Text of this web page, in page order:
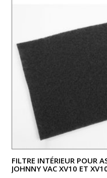
FILTRE INTÉRIEUR POUR
JOHNNY VAC XV10 ET